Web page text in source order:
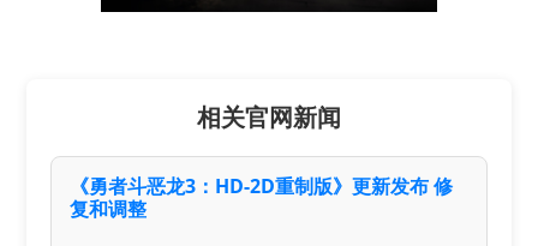
相关官网新闻
《勇者斗恶龙3：HD-2D重制版》更新发布 修
复和调整